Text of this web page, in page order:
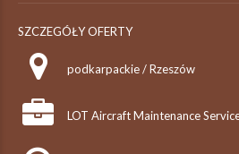
SZCZEGÓŁY OFERTY
podkarpackie / Rzeszów
LOT Aircraft Maintenance